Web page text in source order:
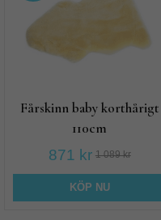
Fårskinn baby korthårigt
110cm
871 kr 1 089 kr
KÖP NU